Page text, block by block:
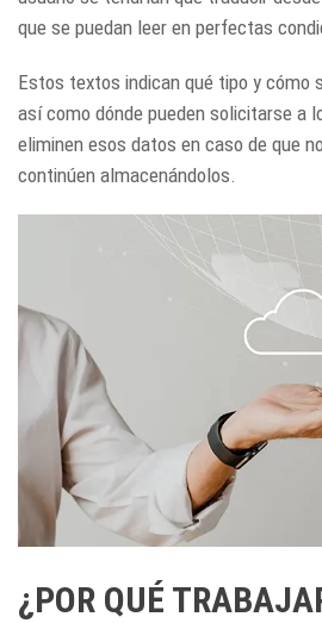
que se puedan leer en perfectas
Estos textos indican qué tipo y cómo
así como dónde pueden solicitarse a
eliminen esos datos en caso de que
continúen almacenándolos.
¿POR QUÉ